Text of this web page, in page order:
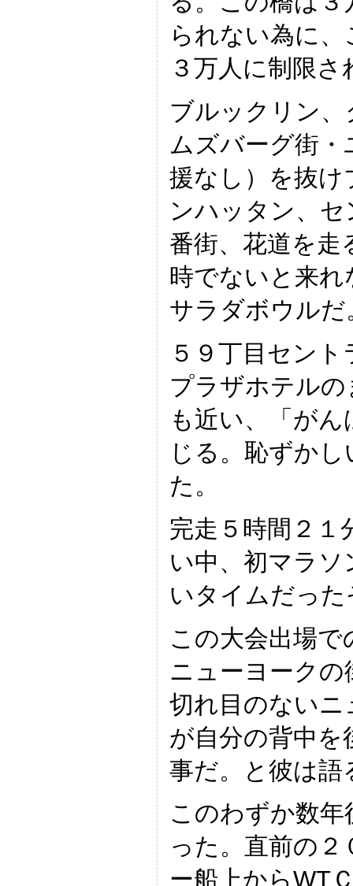
られない為に
３万人に制限
ブルックリン
ムズバーグ街・
援なし）を抜
ンハッタン、
番街、花道を走
時でないと来れ
サラダボウルだ
５９丁目セン
プラザホテル
も近い、「が
じる。恥ずか
た。
完走５時間２１
い中、初マラ
いタイムだっ
この大会出場
ニューヨーク
切れ目のないニ
が自分の背中
事だ。と彼は語
このわずか数
った。直前の
ー船上からWT